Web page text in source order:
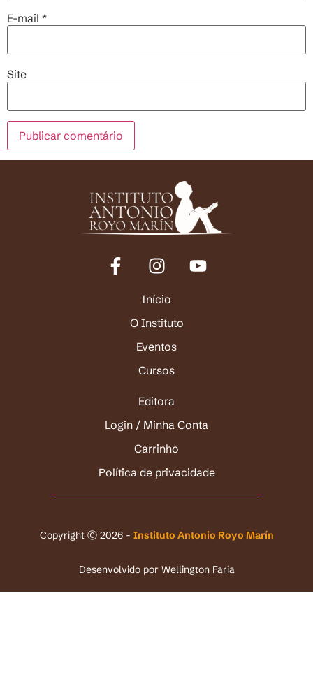
E-mail *
Site
Início
O Instituto
Eventos
Cursos
Editora
Login / Minha Conta
Carrinho
Política de privacidade
Copyright Ⓒ 2026 - Instituto Antonio Royo Marín
Desenvolvido por Wellington Faria